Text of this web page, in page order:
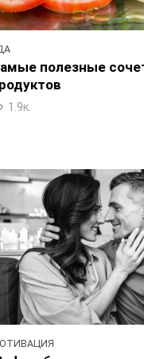
полезные
1.9к.